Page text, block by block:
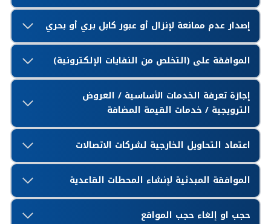
إصدار عدم ممانعة لإنزال أو عبوركابل بري أو بحري
الموافقة على (التخلص من النفايات الإلكترونية)
إجازة تعرفة الخدمات الأساسية / العروض
الترويجية / خدمات القيمة المضافة
اعتماد التحاويل الخارجية لشركات الاتصالات
الموافقة المبدئية لإنشاء المحطات القاعدية
حجب او إلغاء حجب المواقع